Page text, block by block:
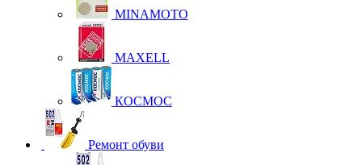
MINAMOTO
MAXELL
КОСМОС
Ремонт обуви